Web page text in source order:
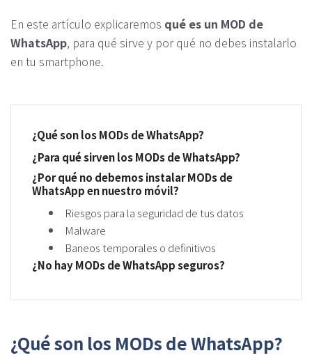
En este artículo explicaremos qué es un MOD de
WhatsApp, para qué sirve y por qué no debes instalarlo
en tu smartphone.
¿Qué son los MODs de WhatsApp?
¿Para qué sirven los MODs de WhatsApp?
¿Por qué no debemos instalar MODs de
WhatsApp en nuestro móvil?
Riesgos para la seguridad de tus datos
Malware
Baneos temporales o definitivos
¿No hay MODs de WhatsApp seguros?
¿Qué son los MODs de WhatsApp?